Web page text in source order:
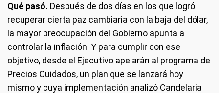
Qué pasó. Después de dos días en los que logró
recuperar cierta paz cambiaria con la baja del dólar,
la mayor preocupación del Gobierno apunta a
controlar la inflación. Y para cumplir con ese
objetivo, desde el Ejecutivo apelarán al programa de
Precios Cuidados, un plan que se lanzará hoy
mismo y cuya implementación analizó Candelaria